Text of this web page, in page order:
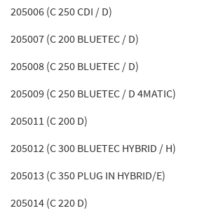
205006 (C 250 CDI / D)
205007 (C 200 BLUETEC / D)
205008 (C 250 BLUETEC / D)
205009 (C 250 BLUETEC / D 4MATIC)
205011 (C 200 D)
205012 (C 300 BLUETEC HYBRID / H)
205013 (C 350 PLUG IN HYBRID/E)
205014 (C 220 D)